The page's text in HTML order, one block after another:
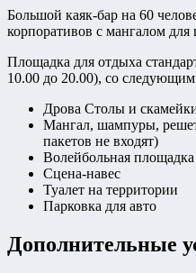
Большой каяк-бар на 60
корпоративов с мангалом
Площадка для отдыха
10.00 до 20.00), со
Дрова Столы и
Мангал, шампуры,
пакетов не входят)
Волейбольная площадка
Сцена-навес
Туалет на территории
Парковка для авто
Дополнительные